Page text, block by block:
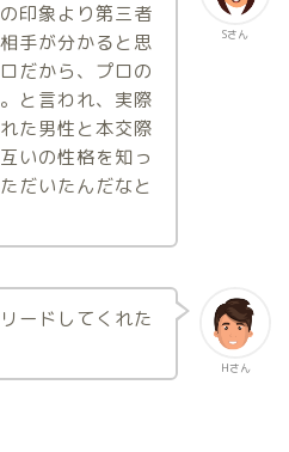
Sさん
印象より第三者
手が分かると思
だから、プロの
と言われ、実際
た男性と本交際
いの性格を知っ
だいたんだなと
Hさん
ードしてくれた